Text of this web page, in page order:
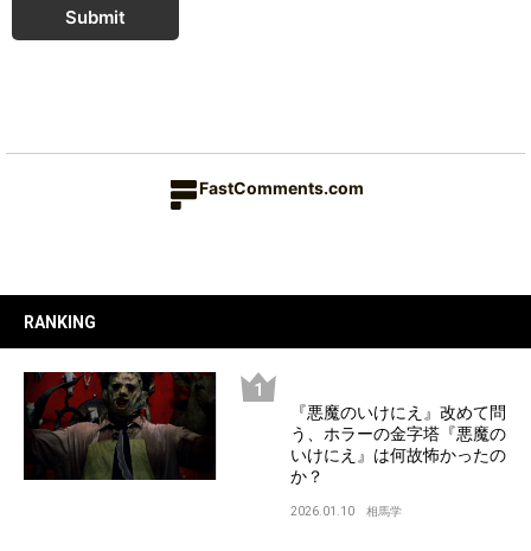
Submit
FastComments.com
RANKING
『悪魔のいけにえ』改めて問
う、ホラーの金字塔『悪魔の
いけにえ』は何故怖かったの
か？
2026.01.10 相馬学